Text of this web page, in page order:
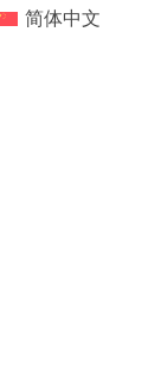
简体中文